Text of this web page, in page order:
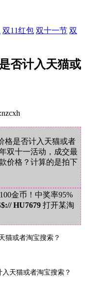
双11红包 双十一节 双
否计入天猫或
格是否计入天猫或者
双十一活动，成交最
价格？计算的是拍下
金币！中奖率95%
HU7679 打开某淘
猫或者淘宝搜索？